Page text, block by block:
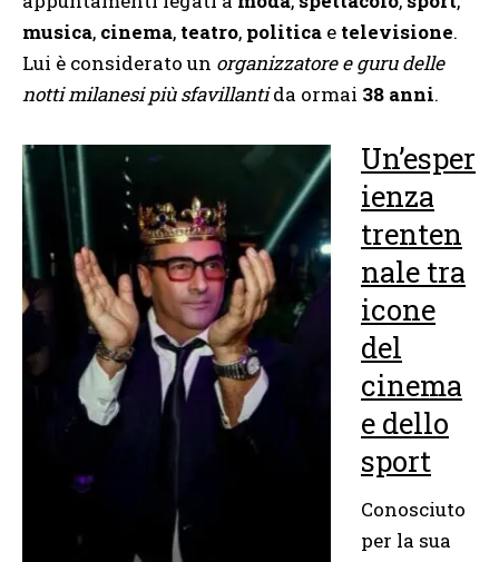
musica, cinema, teatro, politica e televisione.
Lui è considerato un organizzatore e guru delle
notti milanesi più sfavillantida ormai 38 anni.
Un’esper
ienza
trenten
nale tra
icone
del
cinema
e dello
sport
Conosciuto
per la sua